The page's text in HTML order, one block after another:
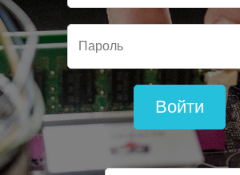
Пароль
Войти